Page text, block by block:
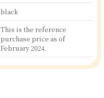
black
This is the reference
purchase price as of
February 2024.